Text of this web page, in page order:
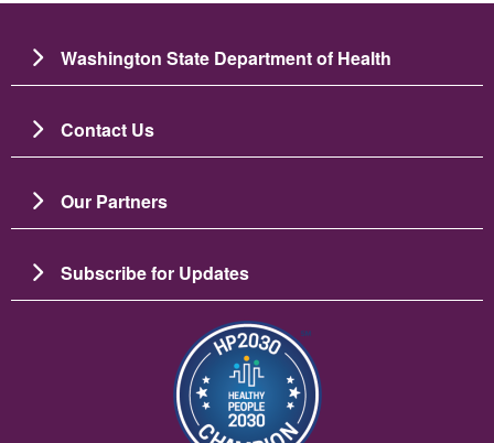
Washington State Department of Health
Contact Us
Our Partners
Subscribe for Updates
Image